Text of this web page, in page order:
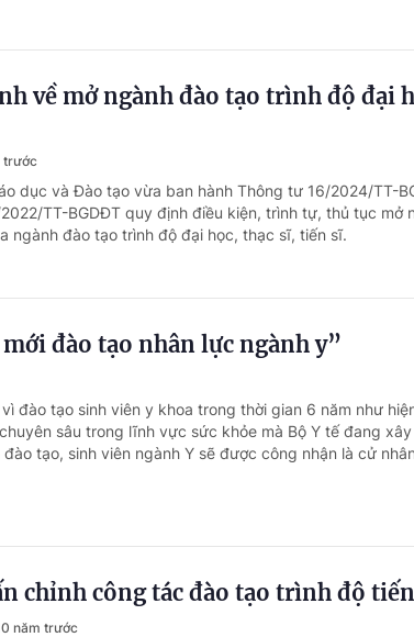
về mở ngành đào tạo trình độ đại
trước
dục và Đào tạo vừa ban hành Thông tư 16/2024/TT-
TT-BGDĐT quy định điều kiện, trình tự, thủ tục mở
ngành đào tạo trình độ đại học, thạc sĩ, tiến sĩ.
đào tạo nhân lực ngành y”
đào tạo sinh viên y khoa trong thời gian 6 năm như
sâu trong lĩnh vực sức khỏe mà Bộ Y tế đang
đào tạo, sinh viên ngành Y sẽ được công nhận là cử
chỉnh công tác đào tạo trình độ
năm trước